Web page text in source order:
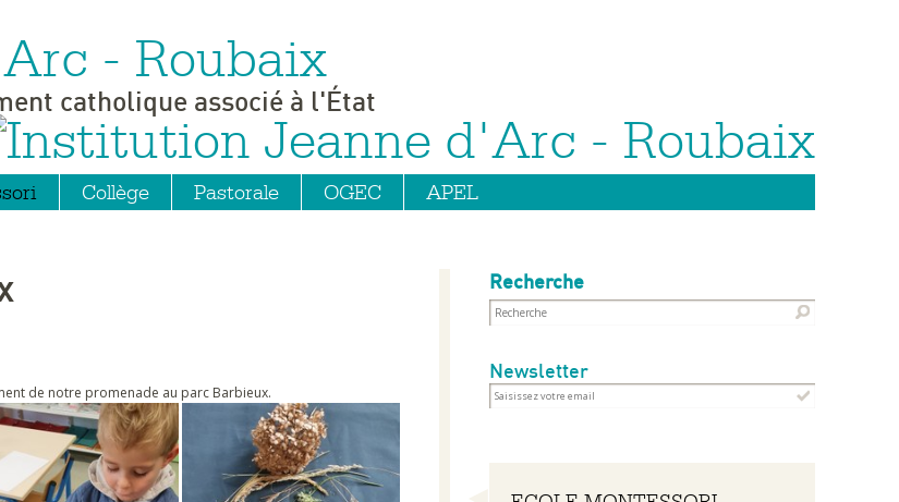
- Roubaix
catholique associé à l'État
Collège Pastorale OGEC APEL
Recherche
Newsletter
Navigation
de notre promenade au parc Barbieux.